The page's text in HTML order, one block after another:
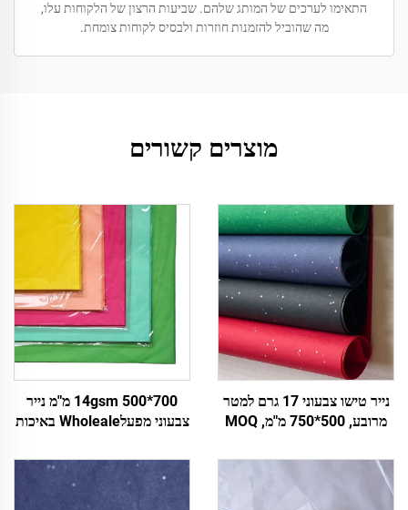
התאימו לערכים של המותג שלהם. שביעות הרצון של הלקוחות עלו,
מה שהוביל להזמנות חוזרות ולבסיס לקוחות צומחת.
מוצרים קשורים
נייר טישו צבעוני 17 גרם למטר
מרובע, 500*750 מ"מ, MOQ
נייר עטיפה באיכות גבוהה
למתנה, אריזת מזון ופירות
14gsm 500*700 מ"מ נייר
צבעוני מפעלWholeale באיכות
דפוס פרחים בגדים נעליים
עטיפה אריזה למזון פירות